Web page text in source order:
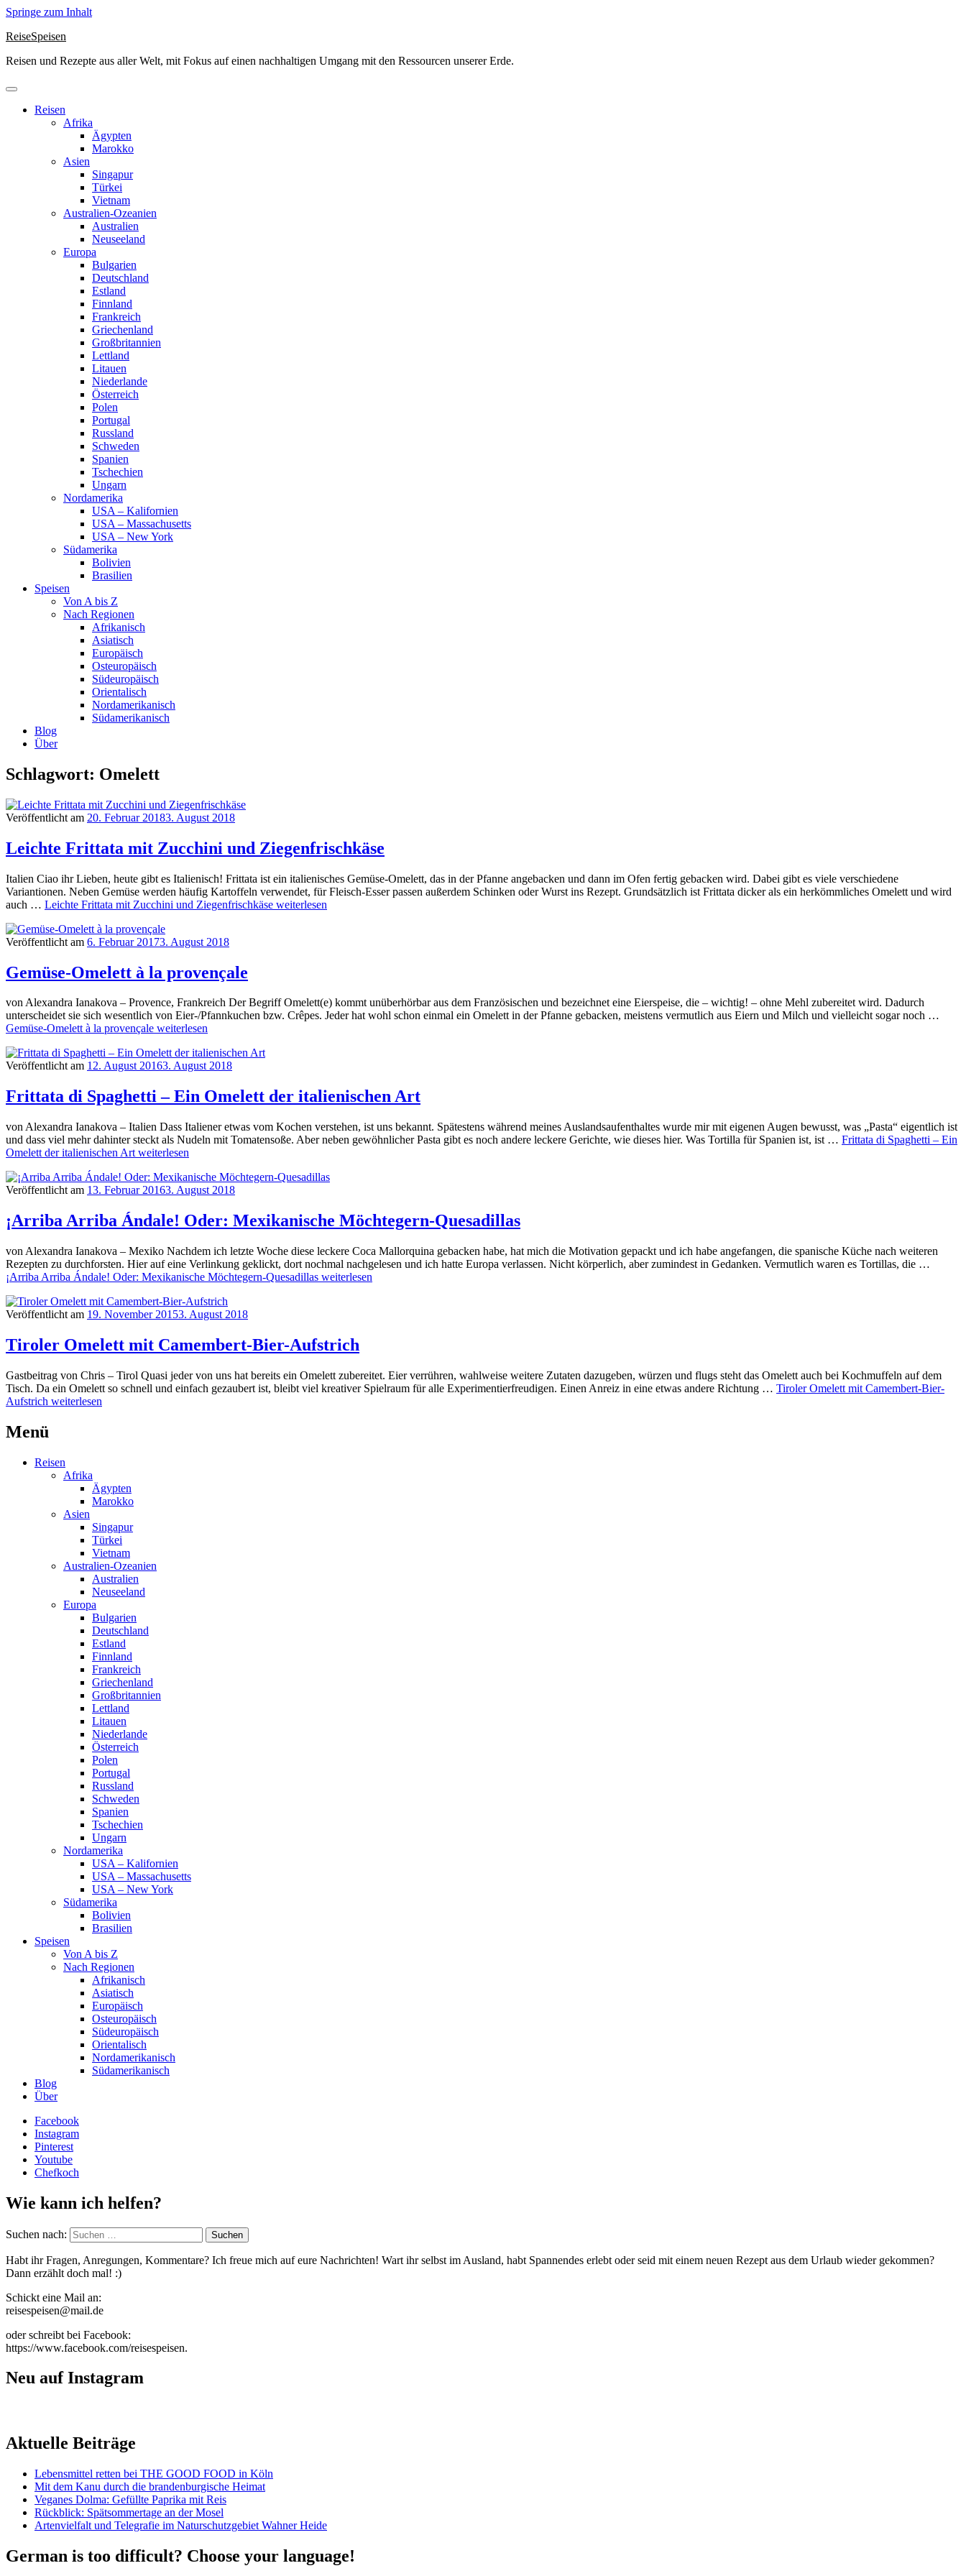
Springe zum Inhalt
ReiseSpeisen
Reisen und Rezepte aus aller Welt, mit Fokus auf einen nachhaltigen Umgang mit den Ressourcen unserer Erde.
Reisen
Afrika
Ägypten
Marokko
Asien
Singapur
Türkei
Vietnam
Australien-Ozeanien
Australien
Neuseeland
Europa
Bulgarien
Deutschland
Estland
Finnland
Frankreich
Griechenland
Großbritannien
Lettland
Litauen
Niederlande
Österreich
Polen
Portugal
Russland
Schweden
Spanien
Tschechien
Ungarn
Nordamerika
USA – Kalifornien
USA – Massachusetts
USA – New York
Südamerika
Bolivien
Brasilien
Speisen
Von A bis Z
Nach Regionen
Afrikanisch
Asiatisch
Europäisch
Osteuropäisch
Südeuropäisch
Orientalisch
Nordamerikanisch
Südamerikanisch
Blog
Über
Schlagwort: Omelett
Veröffentlicht am 20. Februar 20183. August 2018
Leichte Frittata mit Zucchini und Ziegenfrischkäse
Italien Ciao ihr Lieben, heute gibt es Italienisch! Frittata ist ein italienisches Gemüse-Omelett, das in der Pfanne angebacken und dann im Ofen fertig gebacken wird. Dabei gibt es viele verschiedene
Variantionen. Neben Gemüse werden häufig Kartoffeln verwendet, für Fleisch-Esser passen außerdem Schinken oder Wurst ins Rezept. Grundsätzlich ist Frittata dicker als ein herkömmliches Omelett und wird
auch … Leichte Frittata mit Zucchini und Ziegenfrischkäse weiterlesen
Veröffentlicht am 6. Februar 20173. August 2018
Gemüse-Omelett à la provençale
von Alexandra Ianakova – Provence, Frankreich Der Begriff Omelett(e) kommt unüberhörbar aus dem Französischen und bezeichnet eine Eierspeise, die – wichtig! – ohne Mehl zubereitet wird. Dadurch
unterscheidet sie sich wesentlich von Eier-/Pfannkuchen bzw. Crêpes. Jeder hat wohl schon einmal ein Omelett in der Pfanne gebacken, meistens vermutlich aus Eiern und Milch und vielleicht sogar noch …
Gemüse-Omelett à la provençale weiterlesen
Veröffentlicht am 12. August 20163. August 2018
Frittata di Spaghetti – Ein Omelett der italienischen Art
von Alexandra Ianakova – Italien Dass Italiener etwas vom Kochen verstehen, ist uns bekannt. Spätestens während meines Auslandsaufenthaltes wurde mir mit eigenen Augen bewusst, was „Pasta“ eigentlich ist
und dass viel mehr dahinter steckt als Nudeln mit Tomatensoße. Aber neben gewöhnlicher Pasta gibt es noch andere leckere Gerichte, wie dieses hier. Was Tortilla für Spanien ist, ist … Frittata di Spaghetti – Ein
Omelett der italienischen Art weiterlesen
Veröffentlicht am 13. Februar 20163. August 2018
¡Arriba Arriba Ándale! Oder: Mexikanische Möchtegern-Quesadillas
von Alexandra Ianakova – Mexiko Nachdem ich letzte Woche diese leckere Coca Mallorquina gebacken habe, hat mich die Motivation gepackt und ich habe angefangen, die spanische Küche nach weiteren
Rezepten zu durchforsten. Hier auf eine Verlinkung geklickt, dort nochmal nachgelesen und ich hatte Europa verlassen. Nicht körperlich, aber zumindest in Gedanken. Vermutlich waren es Tortillas, die …
¡Arriba Arriba Ándale! Oder: Mexikanische Möchtegern-Quesadillas weiterlesen
Veröffentlicht am 19. November 20153. August 2018
Tiroler Omelett mit Camembert-Bier-Aufstrich
Gastbeitrag von Chris – Tirol Quasi jeder von uns hat bereits ein Omelett zubereitet. Eier verrühren, wahlweise weitere Zutaten dazugeben, würzen und flugs steht das Omelett auch bei Kochmuffeln auf dem
Tisch. Da ein Omelett so schnell und einfach gezaubert ist, bleibt viel kreativer Spielraum für alle Experimentierfreudigen. Einen Anreiz in eine etwas andere Richtung … Tiroler Omelett mit Camembert-Bier-
Aufstrich weiterlesen
Menü
Reisen
Afrika
Ägypten
Marokko
Asien
Singapur
Türkei
Vietnam
Australien-Ozeanien
Australien
Neuseeland
Europa
Bulgarien
Deutschland
Estland
Finnland
Frankreich
Griechenland
Großbritannien
Lettland
Litauen
Niederlande
Österreich
Polen
Portugal
Russland
Schweden
Spanien
Tschechien
Ungarn
Nordamerika
USA – Kalifornien
USA – Massachusetts
USA – New York
Südamerika
Bolivien
Brasilien
Speisen
Von A bis Z
Nach Regionen
Afrikanisch
Asiatisch
Europäisch
Osteuropäisch
Südeuropäisch
Orientalisch
Nordamerikanisch
Südamerikanisch
Blog
Über
Facebook
Instagram
Pinterest
Youtube
Chefkoch
Wie kann ich helfen?
Suchen nach:
Habt ihr Fragen, Anregungen, Kommentare? Ich freue mich auf eure Nachrichten! Wart ihr selbst im Ausland, habt Spannendes erlebt oder seid mit einem neuen Rezept aus dem Urlaub wieder gekommen?
Dann erzählt doch mal! :)
Schickt eine Mail an:
reisespeisen@mail.de
oder schreibt bei Facebook:
https://www.facebook.com/reisespeisen.
Neu auf Instagram
Aktuelle Beiträge
Lebensmittel retten bei THE GOOD FOOD in Köln
Mit dem Kanu durch die brandenburgische Heimat
Veganes Dolma: Gefüllte Paprika mit Reis
Rückblick: Spätsommertage an der Mosel
Artenvielfalt und Telegrafie im Naturschutzgebiet Wahner Heide
German is too difficult? Choose your language!